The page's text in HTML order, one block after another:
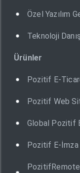
Özel Yazılım
Teknoloji
Ürünler
Pozitif E-
Pozitif Web
Global Pozitif
Pozitif E-İmza
PozitifRemote